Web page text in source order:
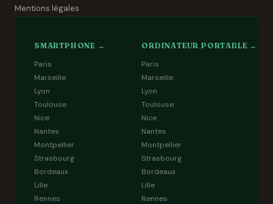
Mentions légales
SMARTPHONE →
Paris
Marseille
Lyon
Toulouse
Nice
Nantes
Montpellier
Strasbourg
Bordeaux
Lille
Rennes
ORDINATEUR PORTABLE →
Paris
Marseille
Lyon
Toulouse
Nice
Nantes
Montpellier
Strasbourg
Bordeaux
Lille
Rennes